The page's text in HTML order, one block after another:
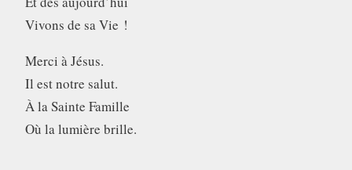
Vivons de sa Vie !
Merci à Jésus.
Il est notre salut.
À la Sainte Famille
Où la lumière brille.